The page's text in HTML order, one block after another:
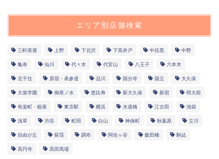
エリア別店舗検索
三軒茶屋 上野 下北沢 下高井戸 中目黒 中野
亀有 仙川 代々木 代官山 八王子 六本木
北千住 原宿・表参道 品川 国分寺 国立 大久保
大泉学園 御茶ノ水 恵比寿 新大久保 新宿 明大前
有楽町・銀座 東京駅 横浜 水道橋 江古田 池袋
浅草 渋谷 町田 白山 神保町 秋葉原 立川
自由が丘 荻窪 調布 阿佐ヶ谷 飯田橋 駒込
高円寺 高田馬場